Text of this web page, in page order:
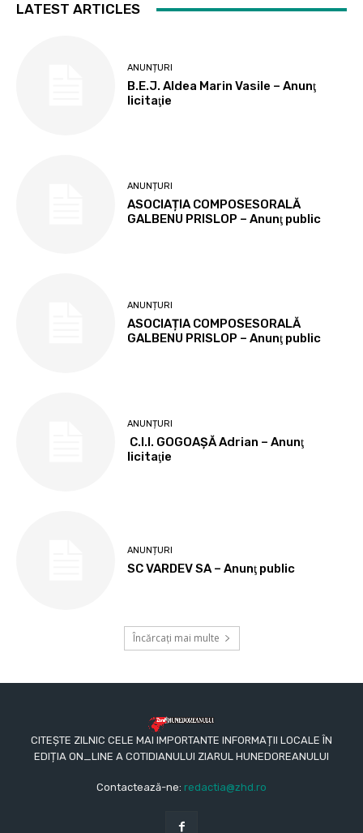
LATEST ARTICLES
ANUNȚURI
B.E.J. Aldea Marin Vasile – Anunţ
licitaţie
ANUNȚURI
ASOCIAȚIA COMPOSESORALĂ
GALBENU PRISLOP – Anunţ public
ANUNȚURI
ASOCIAȚIA COMPOSESORALĂ
GALBENU PRISLOP – Anunţ public
ANUNȚURI
C.I.I. GOGOAŞĂ Adrian – Anunţ
licitaţie
ANUNȚURI
SC VARDEV SA – Anunţ public
Încărcați mai multe
CITEȘTE ZILNIC CELE MAI IMPORTANTE INFORMAȚII LOCALE ÎN
EDIȚIA ON_LINE A COTIDIANULUI ZIARUL HUNEDOREANULUI
Contactează-ne: redactia@zhd.ro